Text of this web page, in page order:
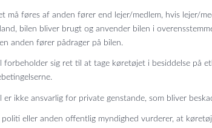
føres af anden fører end lejer/medlem, hvis lejer/
bilen bliver brugt og anvender bilen i
anden fører pådrager på bilen.
sig ret til at tage køretøjet i besiddelse på
ikke ansvarlig for private genstande, som bliver
eller anden offentlig myndighed vurderer, at